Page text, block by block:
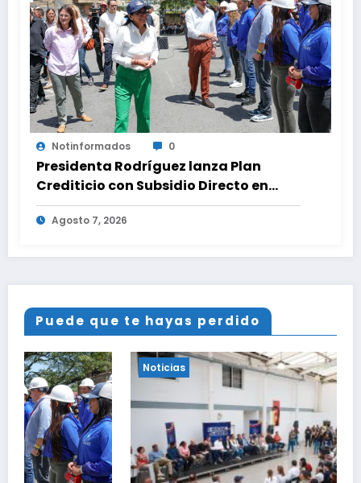
Notinformados 0
Presidenta Rodríguez lanza Plan
Crediticio con Subsidio Directo en
encuentro con Juntas de Condominio
Agosto 7, 2026
Puede que te hayas perdido
Noticias